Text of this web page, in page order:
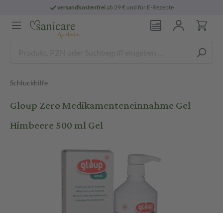
versandkostenfreiab 29 € und für E-Rezepte
Schluckhilfe
Gloup Zero Medikamenteneinnahme Gel
Himbeere 500 ml Gel